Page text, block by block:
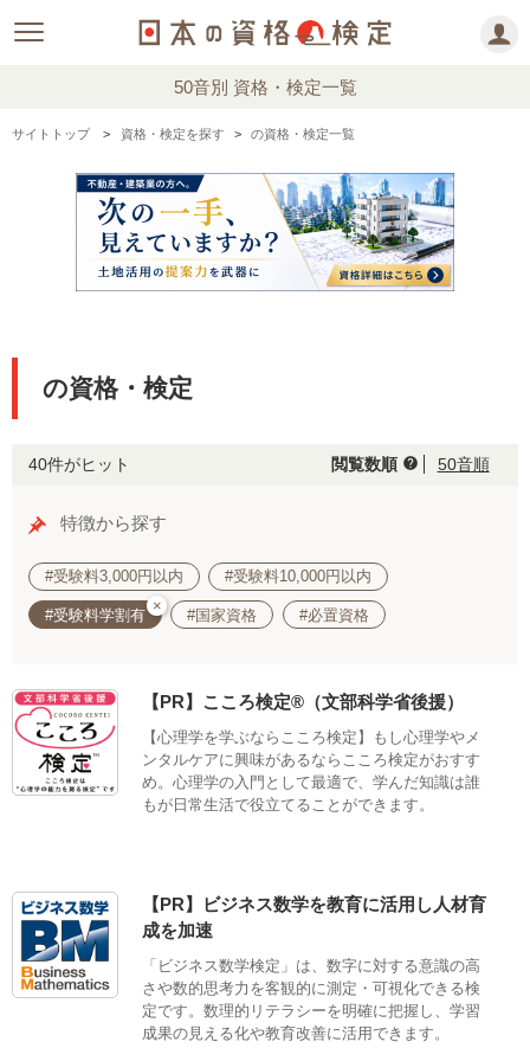
50音別 資格・検定一覧
サイトトップ 資格・検定を探す の資格・検定一覧
の資格・検定
40件がヒット 閲覧数順 help 50音順
特徴から探す
#受験料3,000円以内 #受験料10,000円以内
#受験料学割有
×
#国家資格 #必置資格
【PR】こころ検定®（文部科学省後援）
【心理学を学ぶならこころ検定】もし心理学やメ
ンタルケアに興味があるならこころ検定がおすす
め。心理学の入門として最適で、学んだ知識は誰
もが日常生活で役立てることができます。
【PR】ビジネス数学を教育に活用し人材育
成を加速
「ビジネス数学検定」は、数字に対する意識の高
さや数的思考力を客観的に測定・可視化できる検
定です。数理的リテラシーを明確に把握し、学習
成果の見える化や教育改善に活用できます。